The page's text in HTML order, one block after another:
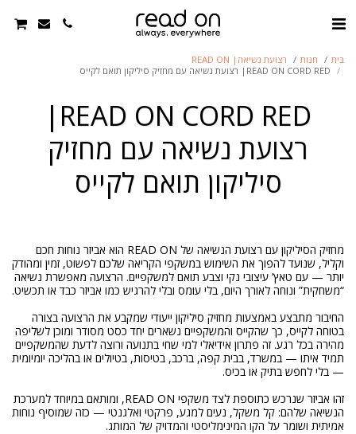
בית חנות
רצועת נשיאה| READ ON
READ ON CORD RED| רצועת נשיאה עם מחזיק סיליקון תואם לקייס
READ ON CORD RED|
רצועת נשיאה עם מחזיק
סיליקון תואם לקייס
מחזיק הסיליקון עם רצועת הנשיאה של READ ON הוא אביזר נוחות חכם
וקליל, שנועד להפוך את השימוש במשקפי הקריאה שלכם לפשוט, זמין ומהודק
יותר — עם טאץ’ עיצובי נקי וצבע תואם למשקפיים. הרצועה מאפשרת נשיאה
החיבור מתבצע באמצעות מחזיק סיליקון ייעודי שמקבע את הרצועה בצורה
בטוחה לקייס, כך שהקייס והמשקפיים נשארים יחד כסט מסודר ומוכן לשליפה
מהירה בכל רגע. זה פתרון אידיאלי למי שחי בתנועה ורוצה לדעת שהמשקפיים
תמיד איתו — במשרד, בבית קפה, ברכב, בטיסות, בטיולים או בהליכה יומיומית
זהו אביזר שנרכש כתוספת לצד משקפי READ ON, ומותאם במיוחד למערכת
הנשיאה שלהם: קל משקל, נעים למגע, פרקטי ואלגנטי — כזה שמוסיף נוחות
אמיתית ושומר על הקו המינימליסטי והמדויק של המותג.